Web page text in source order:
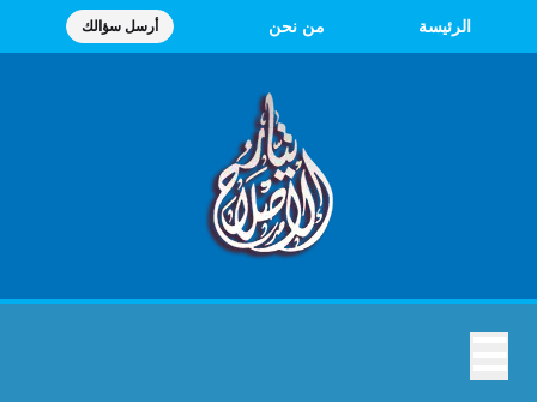
الرئيسة من نحن أرسل سؤالك